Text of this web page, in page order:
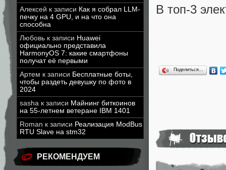
Алексей к записи Как я собрал LLM-
печку на 4 GPU, и на что она
способна
Любовь к записи Huawei
официально представила
HarmonyOS 7: какие смартфоны
получат её первыми
Артем к записи Бесплатные боты,
чтобы раздеть девушку по фото в
2024
sasha к записи Майнинг биткоинов
на 55-летнем ветеране IBM 1401
Roman к записи Реализация ModBus
RTU Slave на stm32
РЕКОМЕНДУЕМ
В топ-3
Поделиться…